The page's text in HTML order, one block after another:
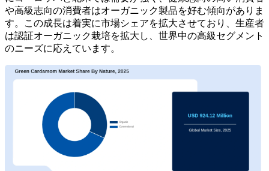
や高級志向の消費者はオーガニック製品を好む傾向がありま
す。この成長は着実に市場シェアを拡大​​させており、生産者
は認証オーガニック栽培を拡大し、世界中の高級セグメント
のニーズに応えています。